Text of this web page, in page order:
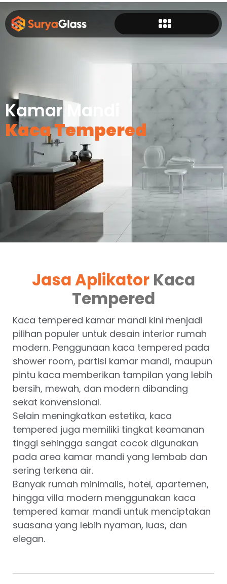
Kamar Mandi
Kaca Tempered
Jasa Aplikator Kaca
Tempered
Kaca tempered kamar mandi kini menjadi
pilihan populer untuk desain interior rumah
modern. Penggunaan kaca tempered pada
shower room, partisi kamar mandi, maupun
pintu kaca memberikan tampilan yang lebih
bersih, mewah, dan modern dibanding
sekat konvensional.
Selain meningkatkan estetika, kaca
tempered juga memiliki tingkat keamanan
tinggi sehingga sangat cocok digunakan
pada area kamar mandi yang lembab dan
sering terkena air.
Banyak rumah minimalis, hotel, apartemen,
hingga villa modern menggunakan kaca
tempered kamar mandi untuk menciptakan
suasana yang lebih nyaman, luas, dan
elegan.